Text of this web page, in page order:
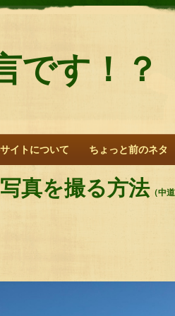
です！？
イトについて ちょっと前のネタ
真を撮る方法 （中